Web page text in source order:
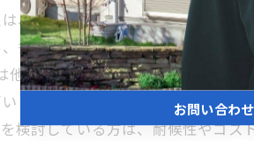
、その優れた耐久性と耐候性で
多くの住宅で採用されています
他の屋根材と比較すると中程度
と言えます。また、軽量である
検討している方は、耐候性やコ
お問い合わ